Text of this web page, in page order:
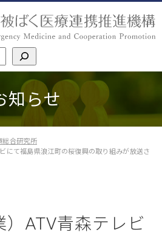
知らせ
総合研究所
にて福島県浪江町の桜復興の取り組みが放送さ
）ATV青森テレビ